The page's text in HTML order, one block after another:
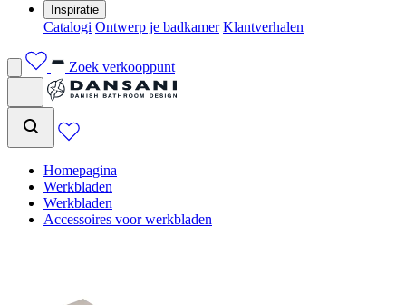
Inspiratie
Catalogi Ontwerp je badkamer Klantverhalen
Zoek verkooppunt
Homepagina
Werkbladen
Werkbladen
Accessoires voor werkbladen